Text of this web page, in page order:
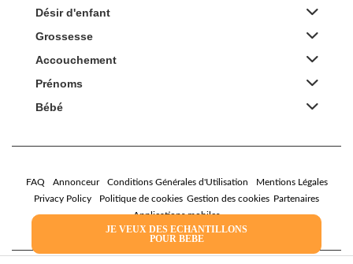
JE VEUX DES ECHANTILLONS
POUR BEBE
Désir d'enfant
Grossesse
Accouchement
Prénoms
Bébé
FAQ Annonceur Conditions Générales d'Utilisation
Mentions Légales
Privacy Policy
Politique de cookies Gestion des cookies Partenaires
Applications mobiles